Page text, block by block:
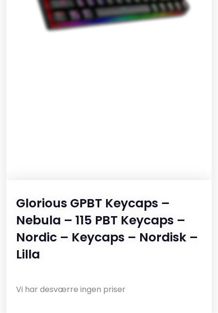
Glorious GPBT Keycaps –
Nebula – 115 PBT Keycaps –
Nordic – Keycaps – Nordisk –
Lilla
Vi har desværre ingen priser